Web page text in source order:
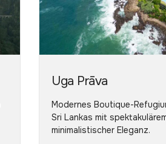
Uga Prāva
Modernes Boutique-
Sri Lankas mit
minimalistischer Eleganz.